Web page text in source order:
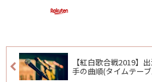
【紅白歌合戦2019】
手の曲順(タイムテー